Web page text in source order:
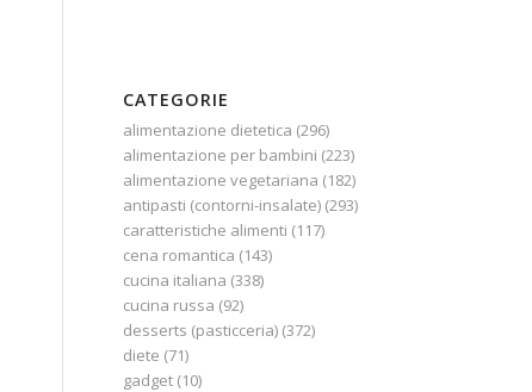
CATEGORIE
alimentazione dietetica (296)
alimentazione per bambini (223)
alimentazione vegetariana (182)
antipasti (contorni-insalate) (293)
caratteristiche alimenti (117)
cena romantica (143)
cucina italiana (338)
cucina russa (92)
desserts (pasticceria) (372)
diete (71)
gadget (10)